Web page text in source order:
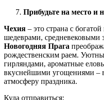
Прибудьте на место и
Чехия – это страна с
шедеврами,
Новогодняя Прага
рождественским раем.
гирляндами, ароматные
вкуснейшими угощениями –
атмосферу праздника.
Куда отправиться: